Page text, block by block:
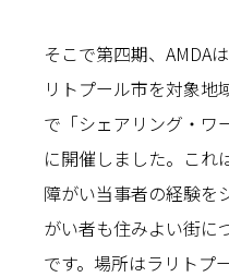
そこで第四期、AMDA
リトプール市を対象地
で「シェアリング・ワ
に開催しました。これ
障がい当事者の経験を
がい者も住みよい街に
です。場所はラリトプ